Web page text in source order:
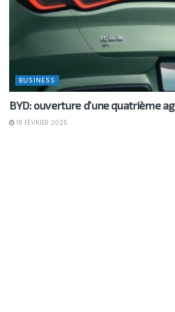
BUSINESS
BYD: ouverture d’une quatrième
18 FÉVRIER 2025